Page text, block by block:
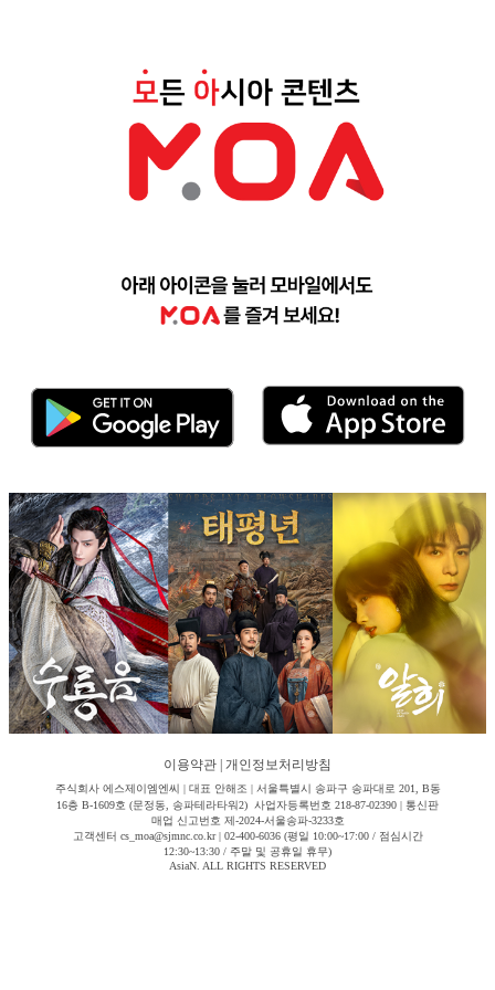
이용약관 개인정보처리방침
주식회사 에스제이엠엔씨 | 대표 안해조 | 서울특별시 송파구 송파대로 201, B동
16층 B-1609호 (문정동, 송파테라타워2) 사업자등록번호 218-87-02390 | 통신판
매업 신고번호 제-2024-서울송파-3233호
고객센터 cs_moa@sjmnc.co.kr | 02-400-6036 (평일 10:00~17:00 / 점심시간
12:30~13:30 / 주말 및 공휴일 휴무)
AsiaN. ALL RIGHTS RESERVED